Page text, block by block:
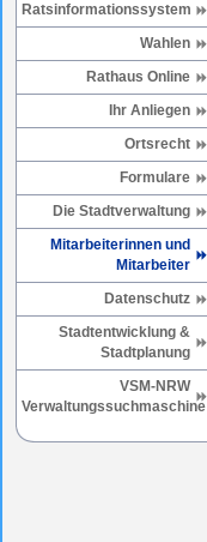
Ratsinformationssystem
Wahlen
Rathaus Online
Ihr Anliegen
Ortsrecht
Formulare
Die Stadtverwaltung
Mitarbeiterinnen und
Mitarbeiter
Datenschutz
Stadtentwicklung &
Stadtplanung
VSM-NRW
Verwaltungssuchmaschine